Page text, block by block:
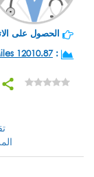
الحصول على
:
12010.87 Miles